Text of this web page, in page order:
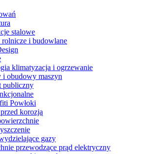
stalowe
i budowlane
klimatyzacja i ogrzewanie
i obudowy maszyn
publiczny
Powłoki
korozją
gazy
przewodzące prąd elektryczny